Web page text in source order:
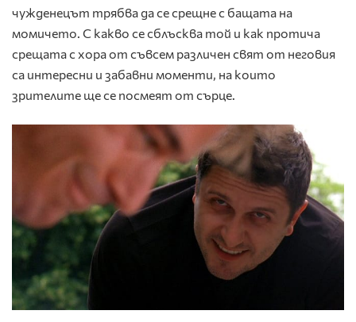
чужденецът трябва да се срещне с бащата на
момичето. С какво се сблъсква той и как протича
срещата с хора от съвсем различен свят от неговия
са интересни и забавни моменти, на които
зрителите ще се посмеят от сърце.